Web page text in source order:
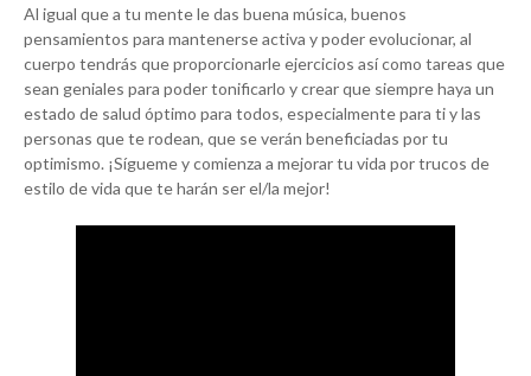
Al igual que a tu mente le das buena música, buenos
pensamientos para mantenerse activa y poder evolucionar, al
cuerpo tendrás que proporcionarle ejercicios así como tareas que
sean geniales para poder tonificarlo y crear que siempre haya un
estado de salud óptimo para todos, especialmente para ti y las
personas que te rodean, que se verán beneficiadas por tu
optimismo. ¡Sígueme y comienza a mejorar tu vida por trucos de
estilo de vida que te harán ser el/la mejor!